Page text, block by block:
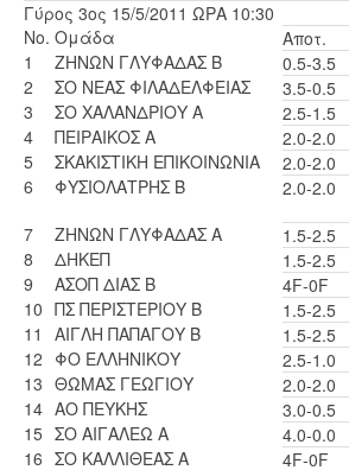
Γύρος 3ος 15/5/2011 ΩΡΑ 10:30
No. Ομάδα Αποτ.
1
ΖΗΝΩΝ ΓΛΥΦΑΔΑΣ Β 0.5-3.5
2
ΣΟ ΝΕΑΣ ΦΙΛΑΔΕΛΦΕΙΑΣ 3.5-0.5
3
ΣΟ ΧΑΛΑΝΔΡΙΟΥ Α 2.5-1.5
4
ΠΕΙΡΑΙΚΟΣ Α 2.0-2.0
5
ΣΚΑΚΙΣΤΙΚΗ ΕΠΙΚΟΙΝΩΝΙΑ 2.0-2.0
6
ΦΥΣΙΟΛΑΤΡΗΣ Β 2.0-2.0
7
ΖΗΝΩΝ ΓΛΥΦΑΔΑΣ Α 1.5-2.5
8
ΔΗΚΕΠ 1.5-2.5
9
ΑΣΟΠ ΔΙΑΣ Β 4F-0F
10 ΠΣ ΠΕΡΙΣΤΕΡΙΟΥ Β 1.5-2.5
11
ΑΙΓΛΗ ΠΑΠΑΓΟΥ Β 1.5-2.5
12 ΦΟ ΕΛΛΗΝΙΚΟΥ 2.5-1.0
13 ΘΩΜΑΣ ΓΕΩΓΙΟΥ 2.0-2.0
14 ΑΟ ΠΕΥΚΗΣ 3.0-0.5
15 ΣΟ ΑΙΓΑΛΕΩ Α 4.0-0.0
16 ΣΟ ΚΑΛΛΙΘΕΑΣ Α 4F-0F